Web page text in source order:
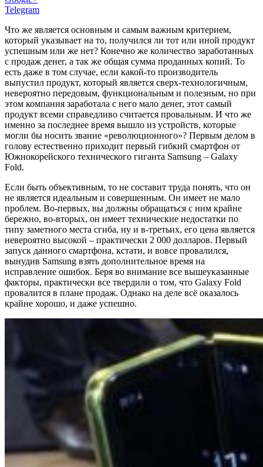
Telegram
Что же является основным и самым важным критерием,
который указывает на то, получился ли тот или иной продукт
успешным или же нет? Конечно же количество заработанных
с продаж денег, а так же общая сумма проданных копий. То
есть даже в том случае, если какой-то производитель
выпустил продукт, который является сверх-технологичным,
невероятно передовым, функциональным и полезным, но при
этом компания заработала с него мало денег, этот самый
продукт всеми справедливо считается провальным. И что же
именно за последнее время вышло из устройств, которые
могли бы носить звание «революционного»? Первым делом в
голову естественно приходит первый гибкий смартфон от
Южнокорейского технического гиганта Samsung – Galaxy
Fold.
Если быть объективным, то не составит труда понять, что он
не является идеальным и совершенным. Он имеет не мало
проблем. Во-первых, вы должны обращаться с ним крайне
бережно, во-вторых, он имеет технические недостатки по
типу заметного места сгиба, ну и в-третьих, его цена является
невероятно высокой – практически 2 000 долларов. Первый
запуск данного смартфона, кстати, и вовсе провалился,
вынудив Samsung взять дополнительное время на
исправление ошибок. Беря во внимание все вышеуказанные
факторы, практически все твердили о том, что Galaxy Fold
провалится в плане продаж. Однако на деле всё оказалось
крайне хорошо, и даже успешно.